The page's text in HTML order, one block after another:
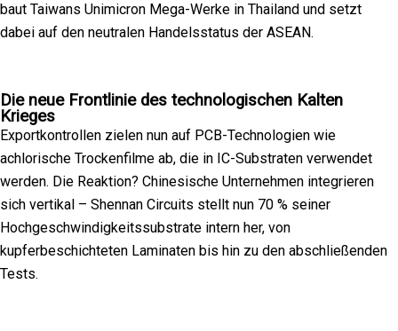
baut Taiwans Unimicron Mega-Werke in Thailand und setzt
dabei auf den neutralen Handelsstatus der ASEAN.
Die neue Frontlinie des technologischen Kalten
Krieges
Exportkontrollen zielen nun auf PCB-Technologien wie
achlorische Trockenfilme ab, die in IC-Substraten verwendet
werden. Die Reaktion? Chinesische Unternehmen integrieren
sich vertikal – Shennan Circuits stellt nun 70 % seiner
Hochgeschwindigkeitssubstrate intern her, von
kupferbeschichteten Laminaten bis hin zu den abschließenden
Tests.